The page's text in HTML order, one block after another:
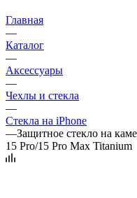
Главная
—
Каталог
—
Аксессуары
—
Чехлы и стекла
—
Стекла на iPhone
—Защитное стекло на
15 Pro/15 Pro Max Titanium